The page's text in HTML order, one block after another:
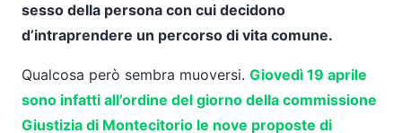
sesso della persona con cui decidono
d’intraprendere un percorso di vita comune.
Qualcosa però sembra muoversi. Giovedì 19 aprile
sono infatti all’ordine del giorno della commissione
Giustizia di Montecitorio le nove proposte di